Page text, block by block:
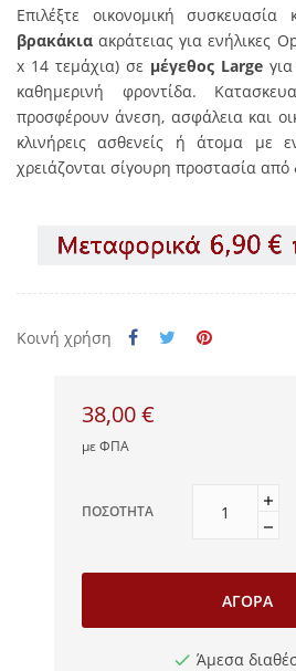
Επιλέξτε οικονομική
βρακάκιαακράτειας για ενήλικες
x 14 τεμάχια) σε μέγεθος Large
καθημερινή φροντίδα.
προσφέρουν άνεση, ασφάλεια και
κλινήρεις ασθενείς ή άτομα με
χρειάζονται σίγουρη προστασία από
Κοινή χρήση
38,00 €
με ΦΠΑ
ΠΟΣΌΤΗΤΑ
ΑΓΟΡΆ
Άμεσα